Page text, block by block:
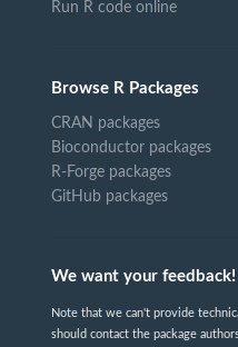
Run R code online
Browse R Packages
CRAN packages
Bioconductor packages
R-Forge packages
GitHub packages
We want your feedback!
Note that we can't provide
should contact the package